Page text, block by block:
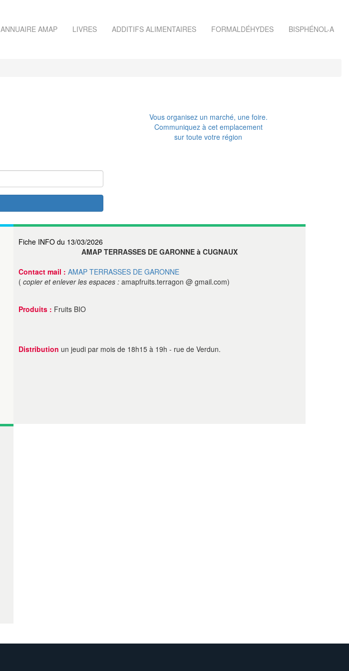
ANNUAIRE AMAP LIVRES ADDITIFS ALIMENTAIRES FORMALDÉHYDES BISPHÉNOL-A
Vous organisez un marché, une foire.
Communiquez à cet emplacement
sur toute votre région
Fiche INFO du 13/03/2026
AMAP TERRASSES DE GARONNE à CUGNAUX
Contact mail : AMAP TERRASSES DE GARONNE
( copier et enlever les espaces : amapfruits.terragon @ gmail.com)
Produits : Fruits BIO
Distribution un jeudi par mois de 18h15 à 19h - rue de Verdun.